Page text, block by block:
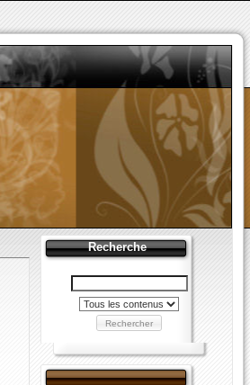
Recherche
Rechercher